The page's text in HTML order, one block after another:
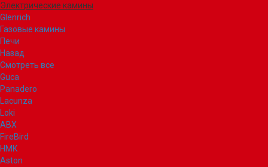
Электрические камины
Glenrich
Газовые камины
Печи
Назад
Смотреть все
Guca
Panadero
Lacunza
Loki
ABX
FireBird
НМК
Aston